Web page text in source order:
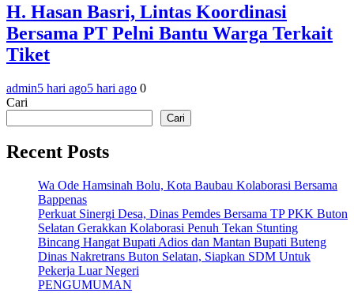
H. Hasan Basri, Lintas Koordinasi
Bersama PT Pelni Bantu Warga Terkait
Tiket
admin5 hari ago5 hari ago 0
Cari
Cari
Recent Posts
Wa Ode Hamsinah Bolu, Kota Baubau Kolaborasi Bersama
Bappenas
Perkuat Sinergi Desa, Dinas Pemdes Bersama TP PKK Buton
Selatan Gerakkan Kolaborasi Penuh Tekan Stunting
Bincang Hangat Bupati Adios dan Mantan Bupati Buteng
Dinas Nakretrans Buton Selatan, Siapkan SDM Untuk
Pekerja Luar Negeri
PENGUMUMAN